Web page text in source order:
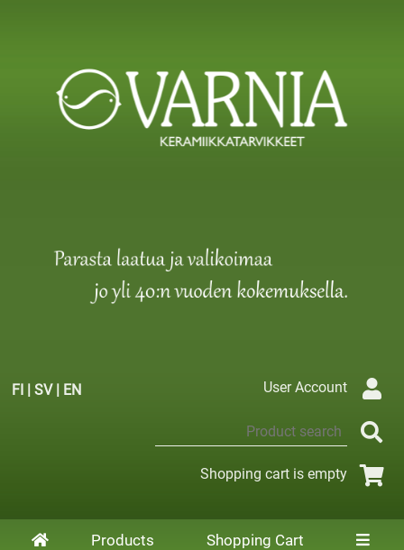
FI | SV| EN User Account
Shopping cart is empty
Products Shopping Cart